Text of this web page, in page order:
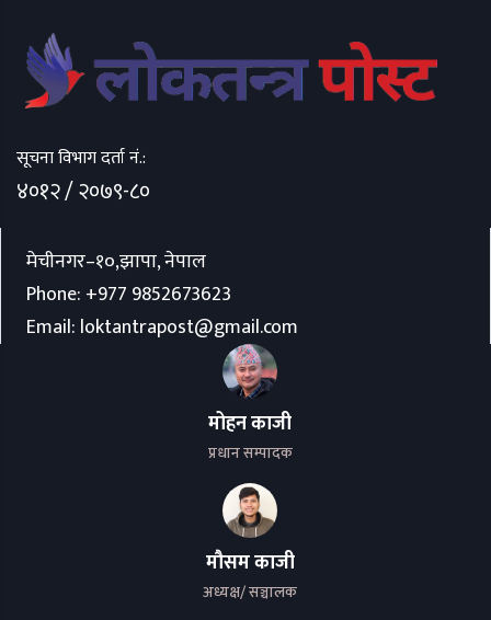
सूचना विभाग दर्ता नं.:
४०१२ / २०७९-८०
मेचीनगर–१०,झापा, नेपाल
Phone: +977 9852673623
Email: loktantrapost@gmail.com
मोहन काजी
प्रधान सम्पादक
मौसम काजी
अध्यक्ष/ सञ्चालक